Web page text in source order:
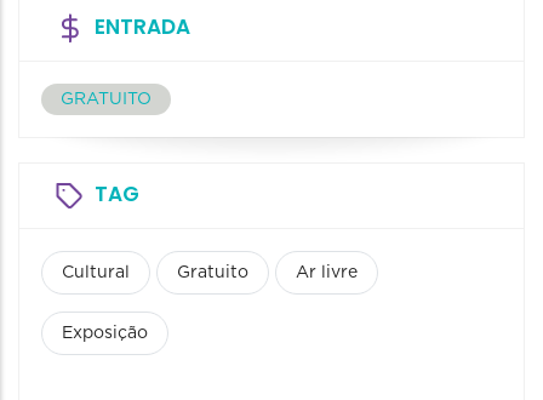
ENTRADA
GRATUITO
TAG
Cultural Gratuito Ar livre
Exposição